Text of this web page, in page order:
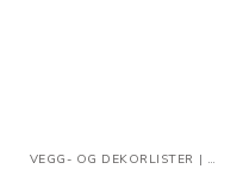
VEGG- OG DEKORLISTER |